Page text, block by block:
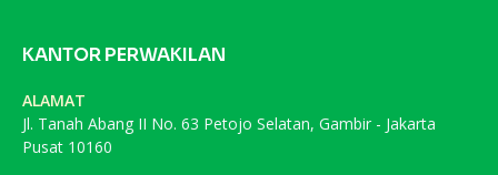
KANTOR PERWAKILAN
ALAMAT
Jl. Tanah Abang II No. 63 Petojo Selatan, Gambir - Jakarta
Pusat 10160